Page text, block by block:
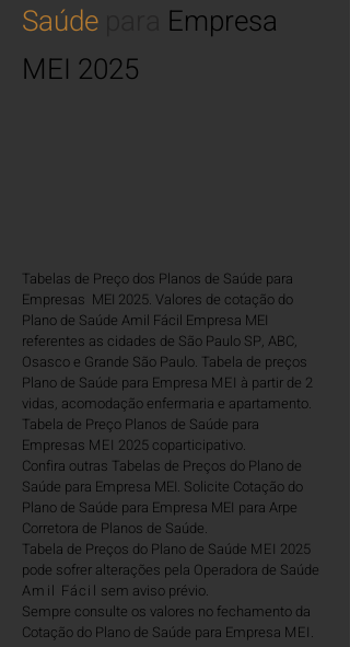
Saúde
Empresa
MEI 2025
Tabelas de Preço dos Planos de Saúde para
Empresas MEI 2025. Valores de cotação do
Plano de Saúde Amil Fácil Empresa MEI
referentes as cidades de São Paulo SP, ABC,
Osasco e Grande São Paulo. Tabela de preços
Plano de Saúde para Empresa MEI à partir de 2
vidas, acomodação enfermaria e apartamento.
Tabela de Preço Planos de Saúde para
Empresas MEI 2025 coparticipativo.
Confira outras Tabelas de Preços do Plano de
Saúde para Empresa MEI. Solicite Cotação do
Plano de Saúde para Empresa MEI para Arpe
Corretora de Planos de Saúde.
Tabela de Preços do Plano de Saúde MEI 2025
pode sofrer alterações pela Operadora de Saúde
Amil Fácil sem aviso prévio.
Sempre consulte os valores no fechamento da
Cotação do Plano de Saúde para Empresa MEI.